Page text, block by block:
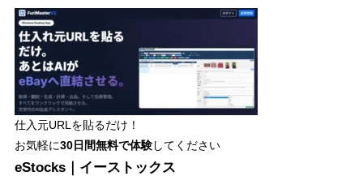
仕入元URLを貼るだけ！
お気軽に30日間無料で体験してください
eStocks｜イーストックス